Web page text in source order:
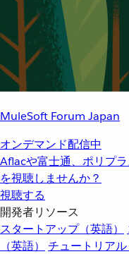
MuleSoft Forum Japan
オンデマンド配信中
Aflacや富士通、ポリプ
を視聴しませんか？
視聴する
開発者リソース
スタートアップ（英語）
（英語）
チュートリアル